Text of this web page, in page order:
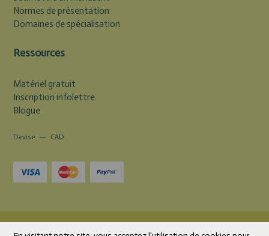
Normes de présentation
Domaines de spécialisation
Ressources
Matériel gratuit
Inscription infolettre
Blogue
Devise CAD